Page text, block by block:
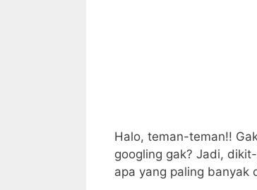
Halo, teman-teman!!
googling gak? Jadi,
apa yang paling banyak